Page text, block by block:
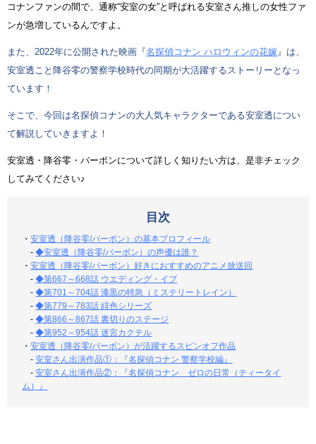
コナンファンの間で、通称“安室の女”と呼ばれる安室さん推しの女性ファ
ンが急増しているんですよ。
また、2022年に公開された映画『名探偵コナン ハロウィンの花嫁 』は、
安室透こと降谷零の警察学校時代の同期が大活躍するストーリーとなっ
ています！
そこで、今回は名探偵コナンの大人気キャラクターである安室透につい
て解説していきますよ！
安室透・降谷零・バーボンについて詳しく知りたい方は、是非チェック
してみてください♪
目次
・安室透（降谷零/バーボン）の基本プロフィール
-◆安室透（降谷零/バーボン）の声優は誰？
・安室透（降谷零/バーボン）好きにおすすめのアニメ放送回
-◆第667～668話 ウエディング・イブ
-◆第701～704話 漆黒の特急（ミステリートレイン）
-◆第779～783話 緋色シリーズ
-◆第866～867話 裏切りのステージ
-◆第952～954話 迷宮カクテル
・安室透（降谷零/バーボン）が活躍するスピンオフ作品
-安室さん出演作品①：『名探偵コナン 警察学校編』
-安室さん出演作品②：『名探偵コナン ゼロの日常（ティータイ
ム）』